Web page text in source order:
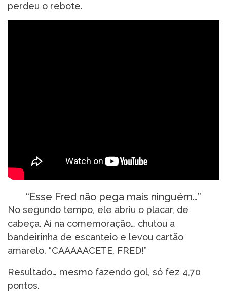
perdeu o rebote.
“Esse Fred não pega mais ninguém…”
No segundo tempo, ele abriu o placar, de
cabeça. Aí na comemoração… chutou a
bandeirinha de escanteio e levou cartão
amarelo. “CAAAAACETE, FRED!”
Resultado… mesmo fazendo gol, só fez 4,70
pontos.